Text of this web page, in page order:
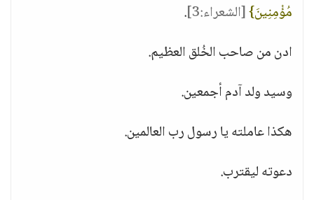
مُؤْمِنِينَ}[الشعراء:3] .
ادن من صاحب الخُلق العظيم.
وسيد ولد آدم أجمعين.
هكذا عاملته يا رسول رب العالمين.
دعوته ليقترب.